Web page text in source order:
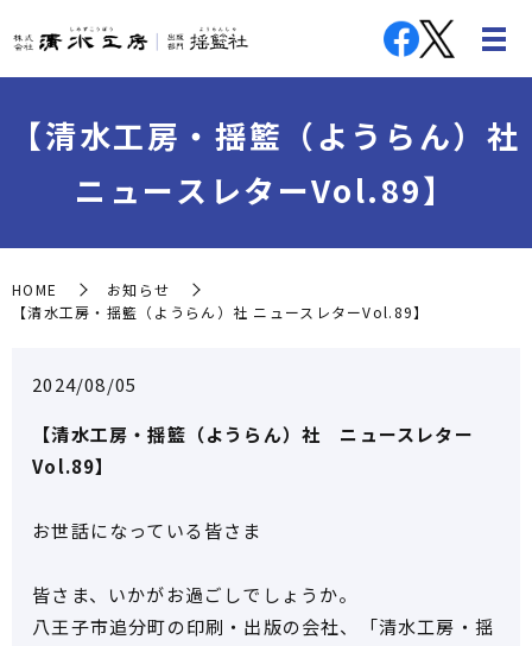
【清水工房・揺籃（ようらん）社
ニュースレターVol.89】
HOME
お知らせ
【清水工房・揺籃（ようらん）社 ニュースレターVol.89】
2024/08/05
【清水工房・揺籃（ようらん）社 ニュースレター
Vol.89】
お世話になっている皆さま
皆さま、いかがお過ごしでしょうか。
八王子市追分町の印刷・出版の会社、「清水工房・揺